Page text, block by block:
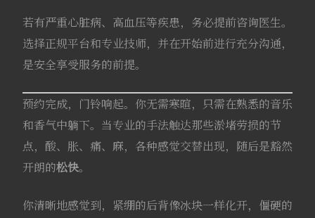
若有严重心脏病、高血压等疾患，务必提前咨询医生。
选择正规平台和专业技师，并在开始前进行充分沟通，
是安全享受服务的前提。
预约完成，门铃响起。你无需寒暄，只需在熟悉的音乐
和香气中躺下。当专业的手法触达那些淤堵劳损的节
点，酸、胀、痛、麻，各种感觉交替出现，随后是豁然
开朗的松快。
你清晰地感觉到，紧绷的后背像冰块一样化开，僵硬的